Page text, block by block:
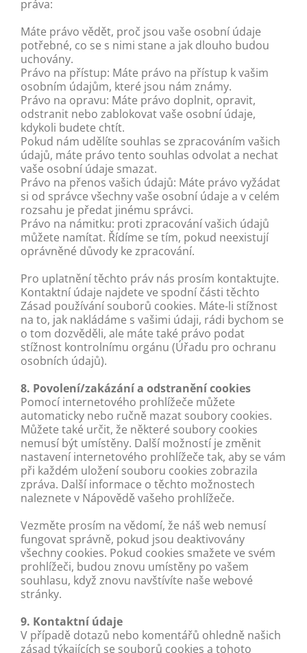
práva:
Máte právo vědět, proč jsou vaše osobní údaje
potřebné, co se s nimi stane a jak dlouho budou
uchovány.
Právo na přístup: Máte právo na přístup k vašim
osobním údajům, které jsou nám známy.
Právo na opravu: Máte právo doplnit, opravit,
odstranit nebo zablokovat vaše osobní údaje,
kdykoli budete chtít.
Pokud nám udělíte souhlas se zpracováním vašich
údajů, máte právo tento souhlas odvolat a nechat
vaše osobní údaje smazat.
Právo na přenos vašich údajů: Máte právo vyžádat
si od správce všechny vaše osobní údaje a v celém
rozsahu je předat jinému správci.
Právo na námitku: proti zpracování vašich údajů
můžete namítat. Řídíme se tím, pokud neexistují
oprávněné důvody ke zpracování.
Pro uplatnění těchto práv nás prosím kontaktujte.
Kontaktní údaje najdete ve spodní části těchto
Zásad používání souborů cookies. Máte-li stížnost
na to, jak nakládáme s vašimi údaji, rádi bychom se
o tom dozvěděli, ale máte také právo podat
stížnost kontrolnímu orgánu (Úřadu pro ochranu
osobních údajů).
8. Povolení/zakázání a odstranění cookies
Pomocí internetového prohlížeče můžete
automaticky nebo ručně mazat soubory cookies.
Můžete také určit, že některé soubory cookies
nemusí být umístěny. Další možností je změnit
nastavení internetového prohlížeče tak, aby se vám
při každém uložení souboru cookies zobrazila
zpráva. Další informace o těchto možnostech
naleznete v Nápovědě vašeho prohlížeče.
Vezměte prosím na vědomí, že náš web nemusí
fungovat správně, pokud jsou deaktivovány
všechny cookies. Pokud cookies smažete ve svém
prohlížeči, budou znovu umístěny po vašem
souhlasu, když znovu navštívíte naše webové
stránky.
9. Kontaktní údaje
V případě dotazů nebo komentářů ohledně našich
zásad týkajících se souborů cookies a tohoto